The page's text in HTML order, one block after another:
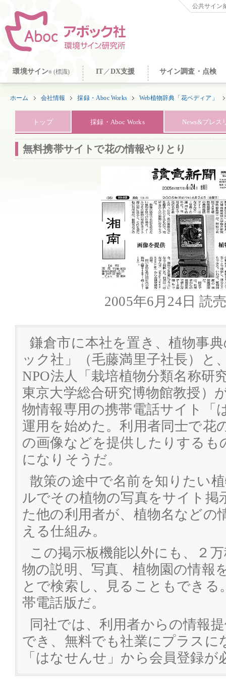
公共サイン
環境サイン® (標識) IT ／DX支援 サイン調査・点検
ホーム 会社情報 採録・Aboc Works Web植物辞典「花ペディア」
トップ 採録・Aboc Works News&プレス
無料携帯サイトで花の情報やりとり
2005年6月24日 読
鎌倉市に本社を置き、植物事
ック社」（毛藤満里子社長）と
NPO法人「栽培植物分類名称研
東京大学総合研究博物館教授）
物情報専用の携帯電話サイト「
運用を始めた。利用者同士で花
の画像などを提供したりするも
になりそうだ。
散策の途中で名前を知りたい
ルでその植物の写真をサイト掲
た他の利用者が、植物名などの
える仕組み。
この掲示板機能以外にも、２
物の説明、写真、植物園の情報
とで検索し、見ることもできる
帯電話版だ。
同社では、利用者からの情報
でき、無料でも社業にプラスに
「はなせんせ」から会員登録が